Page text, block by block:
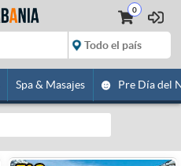
0
Spa & Masajes Pre Día del